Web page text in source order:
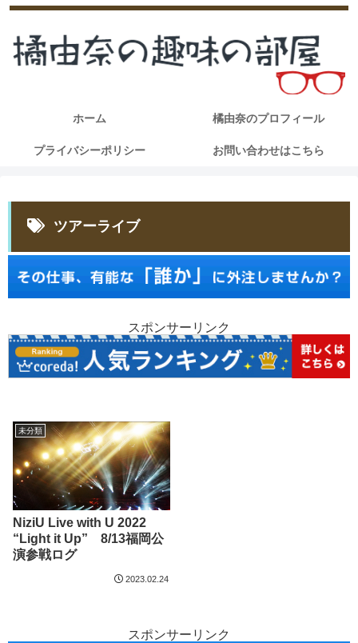
ホーム 橘由奈のプロフィール
プライバシーポリシー お問い合わせはこちら
ツアーライブ
スポンサーリンク
未分類
NiziU Live with U 2022
“Light it Up” 8/13福岡公
演参戦ログ
2023.02.24
スポンサーリンク